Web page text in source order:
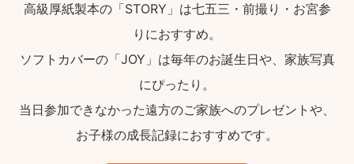
高級厚紙製本の「STORY」は七五三・前撮り・お宮参
りにおすすめ。
ソフトカバーの「JOY」は毎年のお誕生日や、家族写真
にぴったり。
当日参加できなかった遠方のご家族へのプレゼントや、
お子様の成長記録におすすめです。